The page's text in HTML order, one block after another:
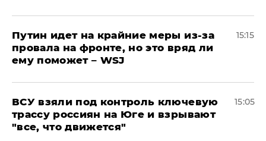
Путин идет на крайние меры из-за
провала на фронте, но это вряд ли
ему поможет – WSJ
15:15
ВСУ взяли под контроль ключевую
трассу россиян на Юге и взрывают
"все, что движется"
15:05